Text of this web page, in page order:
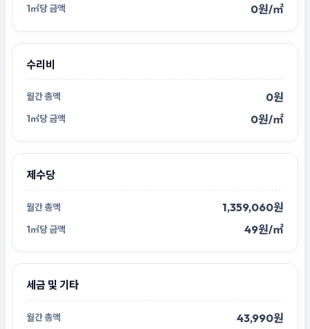
0원/㎡
수리비
0원
0원/㎡
제수당
1,359,060원
49원/㎡
세금 및 기타
43,990원